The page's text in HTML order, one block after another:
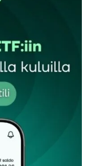
Pakolliset